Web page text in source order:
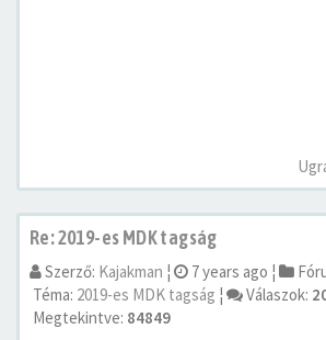
Re: 2019-es MDK tagság
Szerző: Kajakman ¦ 7 years ago ¦
Téma: 2019-es MDK tagság ¦ Válaszok:
Megtekintve: 84849